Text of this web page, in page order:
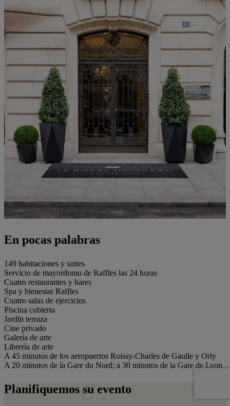
En pocas palabras
149 habitaciones y suites
Servicio de mayordomo de Raffles las 24 horas
Cuatro restaurantes y bares
Spa y bienestar Raffles
Cuatro salas de ejercicios
Piscina cubierta
Jardín terraza
Cine privado
Galería de arte
Librería de arte
A 45 minutos de los aeropuertos Roissy-Charles de Gaulle y Orly
A 20 minutos de la Gare du Nord; a 30 minutos de la Gare de Lyon
Planifiquemos su evento